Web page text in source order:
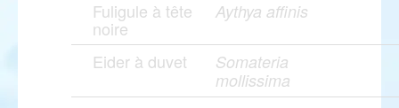
Fuligule à tête
noire
Aythya affinis
Eider à duvet
Somateria
mollissima